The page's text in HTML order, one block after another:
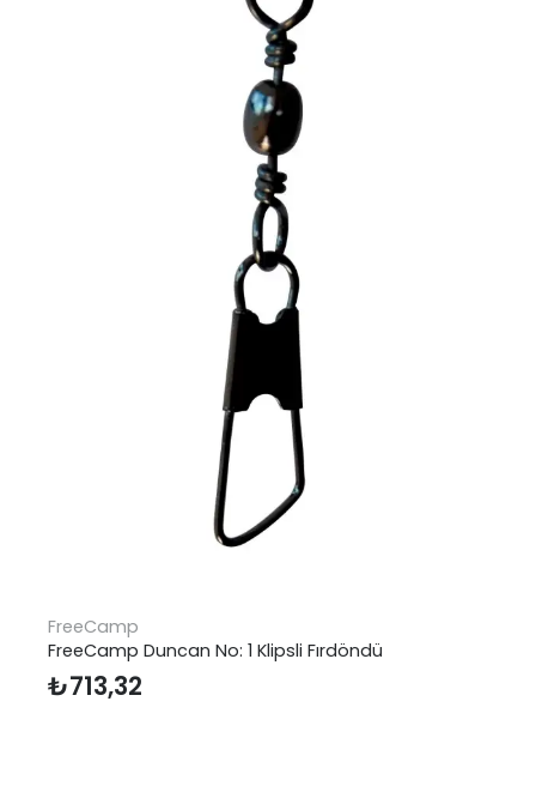
FreeCamp
FreeCamp Duncan No: 1 Klipsli Fırdöndü
₺713,32